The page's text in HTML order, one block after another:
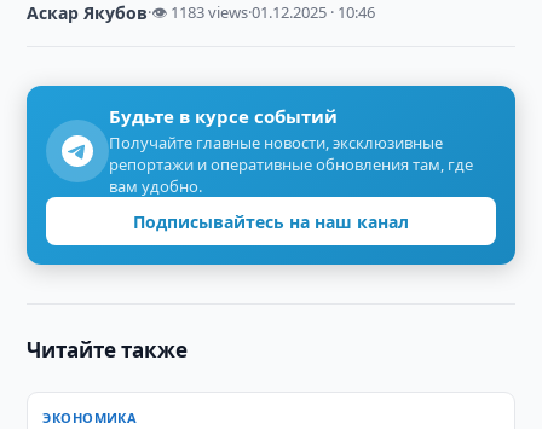
Аскар Якубов·👁 1183 views·01.12.2025 · 10:46
Будьте в курсе событий
Получайте главные новости, эксклюзивные
репортажи и оперативные обновления там, где
вам удобно.
Подписывайтесь на наш канал
Читайте также
ЭКОНОМИКА